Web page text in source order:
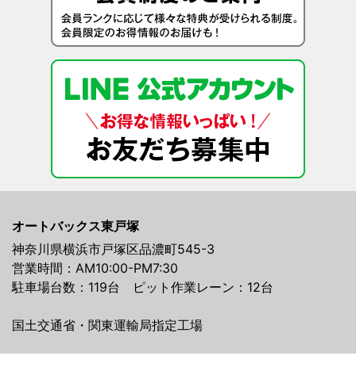
オートバックス東戸塚
神奈川県横浜市戸塚区品濃町545-3
営業時間：AM10:00-PM7:30
駐車場台数：119台 ピット作業レーン：12台
国土交通省・関東運輸局指定工場